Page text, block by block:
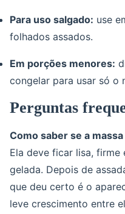
Para uso salgado: use
folhados assados.
Em porções menores:
congelar para usar só o
Perguntas
Como saber se a
Ela deve ficar lisa,
gelada. Depois de
que deu certo é o
leve crescimento entre